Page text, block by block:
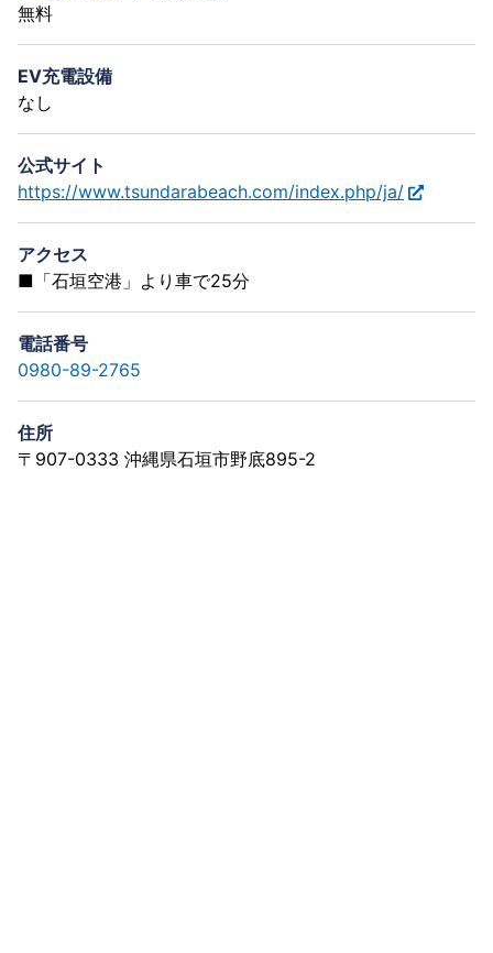
無料
EV充電設備
なし
公式サイト
https://www.tsundarabeach.com/index.php/ja/
アクセス
■「石垣空港」より車で25分
電話番号
0980-89-2765
住所
〒907-0333 沖縄県石垣市野底895-2